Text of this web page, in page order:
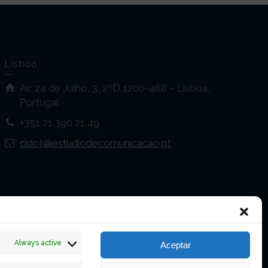
Always active Aceptar
Lisboa
Av. 24 de Julho, 3, 2ºD 1200-468 – Lisboa,
Portugal
+351 21 390 21 49
cidot@estudiodecomunicacao.pt